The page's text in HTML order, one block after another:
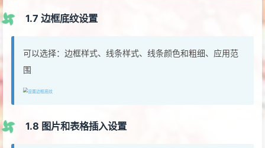
1.7 边框底纹设置
可以选择：边框样式、线条样式、线条颜色和粗细、应用范
围
1.8 图片和表格插入设置